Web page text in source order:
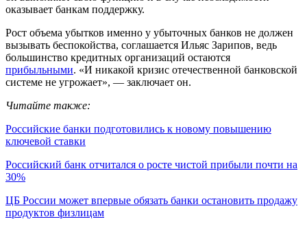
оказывает банкам поддержку.
Рост объема убытков именно у убыточных банков не должен
вызывать беспокойства, соглашается Ильяс Зарипов, ведь
большинство кредитных организаций остаются
прибыльными. «И никакой кризис отечественной банковской
системе не угрожает», — заключает он.
Читайте также:
Российские банки подготовились к новому повышению
ключевой ставки
Российский банк отчитался о росте чистой прибыли почти на
30%
ЦБ России может впервые обязать банки остановить продажу
продуктов физлицам